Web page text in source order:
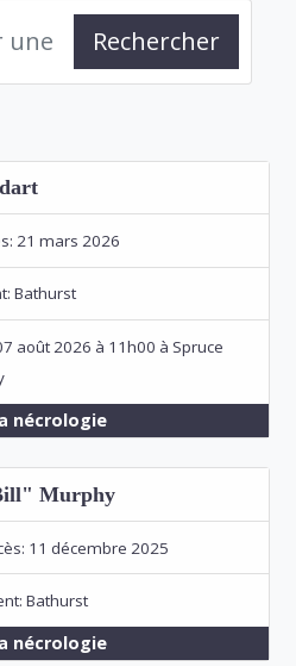
Rechercher
21 mars 2026
Bathurst
août 2026 à 11h00 à Spruce
nécrologie
Murphy
11 décembre 2025
Bathurst
nécrologie